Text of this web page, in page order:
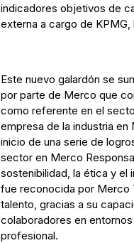
indicadores objetivos de
externa a cargo de
Este nuevo galardón se
por parte de Merco que
como referente en el
empresa de la industria
inicio de una serie de
sector en Merco
sostenibilidad, la ética y el
fue reconocida por Merco
talento, gracias a su
colaboradores en
profesional.